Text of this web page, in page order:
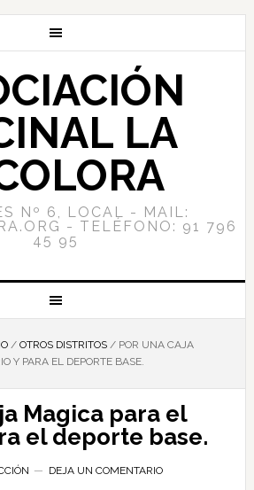
LA
Nº 6, LOCAL - MAIL:
- TELÉFONO: 91 796
45 95
/ OTROS DISTRITOS /POR UNA CAJA
Y PARA EL DEPORTE BASE.
Magica para el
el deporte base.
DEJA UN COMENTARIO